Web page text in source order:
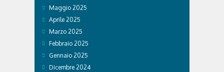
Maggio 2025
Aprile 2025
Marzo 2025
Febbraio 2025
Gennaio 2025
Dicembre 2024